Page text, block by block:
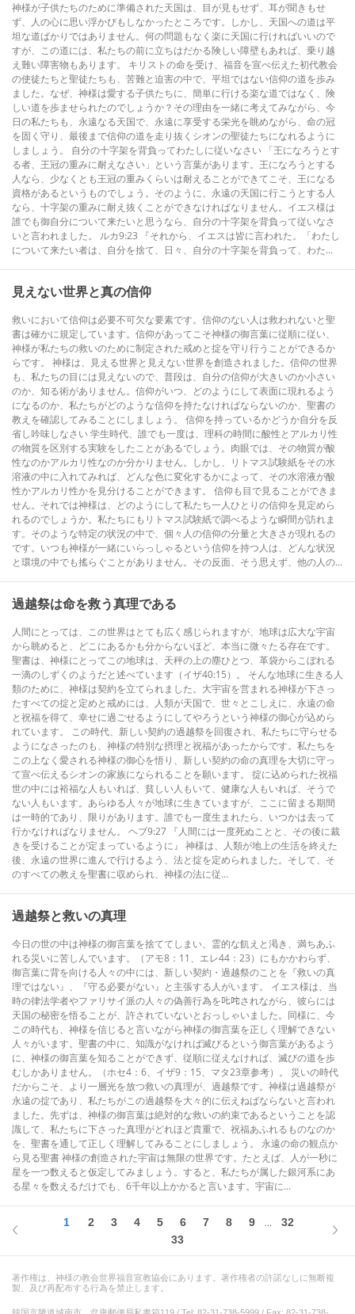
神様が子供たちのために準備された天国は、目が見もせず、耳が聞きもせ
ず、人の心に思い浮かびもしなかったところです。しかし、天国への道は平
坦な道ばかりではありません。何の問題もなく楽に天国に行ければいいので
すが、この道には、私たちの前に立ちはだかる険しい障壁もあれば、乗り越
え難い障害物もあります。 キリストの命を受け、福音を宣べ伝えた初代教会
の使徒たちと聖徒たちも、苦難と迫害の中で、平坦ではない信仰の道を歩み
ました。なぜ、神様は愛する子供たちに、簡単に行ける楽な道ではなく、険
しい道を歩ませられたのでしょうか？その理由を一緒に考えてみながら、今
日の私たちも、永遠なる天国で、永遠に享受する栄光を眺めながら、命の冠
を固く守り、最後まで信仰の道を走り抜くシオンの聖徒たちになれるように
しましょう。 自分の十字架を背負ってわたしに従いなさい 「王になろうとす
る者、王冠の重みに耐えなさい」という言葉があります。王になろうとする
人なら、少なくとも王冠の重みくらいは耐えることができてこそ、王になる
資格があるというものでしょう。そのように、永遠の天国に行こうとする人
なら、十字架の重みに耐え抜くことができなければなりません。イエス様は
誰でも御自分について来たいと思うなら、自分の十字架を背負って従いなさ
いと言われました。 ルカ9:23 『それから、イエスは皆に言われた。「わたし
について来たい者は、自分を捨て、日々、自分の十字架を背負って、わた...
見えない世界と真の信仰
救いにおいて信仰は必要不可欠な要素です。信仰のない人は救われないと聖
書は確かに規定しています。信仰があってこそ神様の御言葉に従順に従い、
神様が私たちの救いのために制定された戒めと掟を守り行うことができるか
らです。 神様は、見える世界と見えない世界を創造されました。信仰の世界
も、私たちの目には見えないので、普段は、自分の信仰が大きいのか小さい
のか、知る術がありません。信仰がいつ、どのようにして表面に現れるよう
になるのか、私たちがどのような信仰を持たなければならないのか、聖書の
教えを確認してみることにしましょう。 信仰を持っているかどうか自分を反
省し吟味しなさい 学生時代、誰でも一度は、理科の時間に酸性とアルカリ性
の物質を区別する実験をしたことがあるでしょう。肉眼では、その物質が酸
性なのかアルカリ性なのか分かりません。しかし、リトマス試験紙をその水
溶液の中に入れてみれば、どんな色に変化するかによって、その水溶液が酸
性かアルカリ性かを見分けることができます。 信仰も目で見ることができま
せん。それでは神様は、どのようにして私たち一人ひとりの信仰を見定めら
れるのでしょうか。私たちにもリトマス試験紙で調べるような瞬間が訪れま
す。そのような特定の状況の中で、個々人の信仰の分量と大きさが現れるの
です。いつも神様が一緒にいらっしゃるという信仰を持つ人は、どんな状況
と環境の中でも搖らぐことがありません。その反面、そう思えず、他の人の...
過越祭は命を救う真理である
人間にとっては、この世界はとても広く感じられますが、地球は広大な宇宙
から眺めると、どこにあるかも分からないほど、本当に微々たる存在です。
聖書は、神様にとってこの地球は、天秤の上の塵ひとつ、革袋からこぼれる
一滴のしずくのようだと述べています（イザ40:15）。 そんな地球に生きる人
類のために、神様は契約を立てられました。大宇宙を営まれる神様が下さっ
たすべての掟と定めと戒めには、人類が天国で、世々とこしえに、永遠の命
と祝福を得て、幸せに過ごせるようにしてやろうという神様の御心が込めら
れています。 この時代、新しい契約の過越祭を回復され、私たちに守らせる
ようになさったのも、神様の特別な摂理と祝福があったからです。私たちを
この上なく愛される神様の御心を悟り、新しい契約の命の真理を大切に守っ
て宣べ伝えるシオンの家族になられることを願います。 掟に込められた祝福
世の中には裕福な人もいれば、貧しい人もいて、健康な人もいれば、そうで
ない人もいます。あらゆる人々が地球に生きていますが、ここに留まる期間
は一時的であり、限りがあります。誰でも一度生まれたら、いつかは去って
行かなければなりません。 ヘブ9:27 『人間には一度死ぬことと、その後に裁
きを受けることが定まっているように』 神様は、人類が地上の生活を終えた
後、永遠の世界に進んで行けるよう、法と掟を定められました。そして、そ
のすべての教えを聖書に収められ、神様の法に従...
過越祭と救いの真理
今日の世の中は神様の御言葉を捨ててしまい、霊的な飢えと渇き、満ちあふ
れる災いに苦しんでいます。（アモ8：11、エレ44：23）にもかかわらず、
御言葉に背を向ける人々の中には、新しい契約・過越祭のことを『救いの真
理ではない』、『守る必要がない』と主張する人がいます。 イエス様は、当
時の律法学者やファリサイ派の人々の偽善行為を𠮟咤されながら、彼らには
天国の秘密を悟ることが、許されていないとおっしゃいました。同様に、今
この時代も、神様を信じると言いながら神様の御言葉を正しく理解できない
人々がいます。聖書の中に、知識がなければ滅びるという御言葉があるよう
に、神様の御言葉を知ることができず、従順に従えなければ、滅びの道を歩
むしかありません。（ホセ4：6、イザ9：15、マタ23章参考）。 災いの時代
だからこそ、より一層光を放つ救いの真理が、過越祭です。神様は過越祭が
永遠の掟であり、私たちがこの過越祭を大々的に伝えねばならないと言われ
ました。先ずは、神様の御言葉は絶対的な救いの約束であるということを認
識して、私たちに下さった真理がどれほど貴重で、祝福あふれるものなのか
を、聖書を通して正しく理解してみることにしましょう。 永遠の命の観点か
ら見る聖書 神様の創造された宇宙は無限の世界です。たとえば、人が一秒に
星を一つ数えると仮定してみましょう。すると、私たちが属した銀河系にあ
る星々を数えるだけでも、6千年以上かかると言います。宇宙に...
1 2 3 4 5 6 7 8 9 ...
32
33
著作権は、神様の教会世界福音宣教協会にあります。著作権者の許諾なしに無断複
製、及び再配布する行為を禁止します。